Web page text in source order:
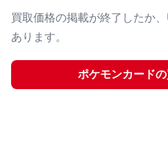
買取価格の掲載が終了したか
あります。
ポケモンカード